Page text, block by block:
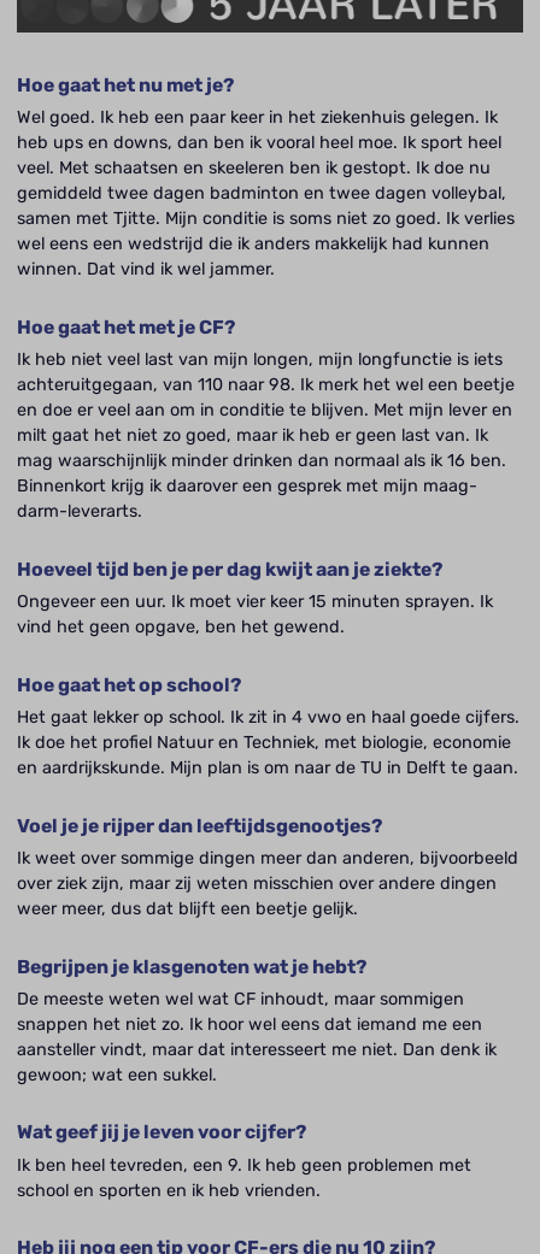
Hoe gaat het nu met je?
Wel goed. Ik heb een paar keer in het ziekenhuis gelegen. Ik
heb ups en downs, dan ben ik vooral heel moe. Ik sport heel
veel. Met schaatsen en skeeleren ben ik gestopt. Ik doe nu
gemiddeld twee dagen badminton en twee dagen volleybal,
samen met Tjitte. Mijn conditie is soms niet zo goed. Ik verlies
wel eens een wedstrijd die ik anders makkelijk had kunnen
winnen. Dat vind ik wel jammer.
Hoe gaat het met je CF?
Ik heb niet veel last van mijn longen, mijn longfunctie is iets
achteruitgegaan, van 110 naar 98. Ik merk het wel een beetje
en doe er veel aan om in conditie te blijven. Met mijn lever en
milt gaat het niet zo goed, maar ik heb er geen last van. Ik
mag waarschijnlijk minder drinken dan normaal als ik 16 ben.
Binnenkort krijg ik daarover een gesprek met mijn maag-
darm-leverarts.
Hoeveel tijd ben je per dag kwijt aan je ziekte?
Ongeveer een uur. Ik moet vier keer 15 minuten sprayen. Ik
vind het geen opgave, ben het gewend.
Hoe gaat het op school?
Het gaat lekker op school. Ik zit in 4 vwo en haal goede cijfers.
Ik doe het profiel Natuur en Techniek, met biologie, economie
en aardrijkskunde. Mijn plan is om naar de TU in Delft te gaan.
Voel je je rijper dan leeftijdsgenootjes?
Ik weet over sommige dingen meer dan anderen, bijvoorbeeld
over ziek zijn, maar zij weten misschien over andere dingen
weer meer, dus dat blijft een beetje gelijk.
Begrijpen je klasgenoten wat je hebt?
De meeste weten wel wat CF inhoudt, maar sommigen
snappen het niet zo. Ik hoor wel eens dat iemand me een
aansteller vindt, maar dat interesseert me niet. Dan denk ik
gewoon; wat een sukkel.
Wat geef jij je leven voor cijfer?
Ik ben heel tevreden, een 9. Ik heb geen problemen met
school en sporten en ik heb vrienden.
Heb jij nog een tip voor CF-ers die nu 10 zijn?